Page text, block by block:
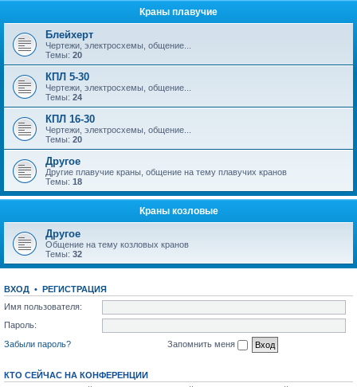
Краны плавучие
Блейхерт
Чертежи, электросхемы, общение...
Темы: 20
КПЛ 5-30
Чертежи, электросхемы, общение...
Темы: 24
КПЛ 16-30
Чертежи, электросхемы, общение...
Темы: 20
Другое
Другие плавучие краны, общение на тему плавучих кранов
Темы: 18
Краны козловые
Другое
Общение на тему козловых кранов
Темы: 32
ВХОД • РЕГИСТРАЦИЯ
Имя пользователя:
Пароль:
Забыли пароль?
Запомнить меня
КТО СЕЙЧАС НА КОНФЕРЕНЦИИ